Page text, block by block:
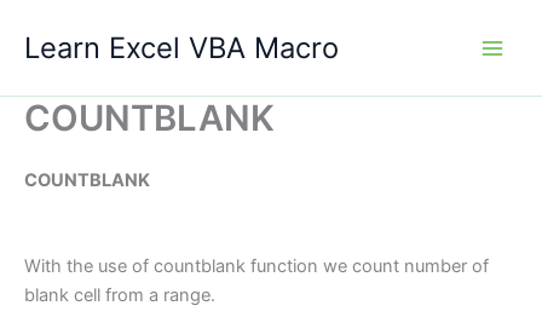
Learn Excel VBA Macro
COUNTBLANK
COUNTBLANK
With the use of countblank function we count number of
blank cell from a range.